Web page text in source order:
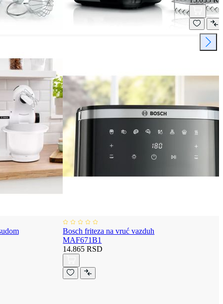
Bosch friteza na vruć vazduh
MAF671B1
14.865 RSD